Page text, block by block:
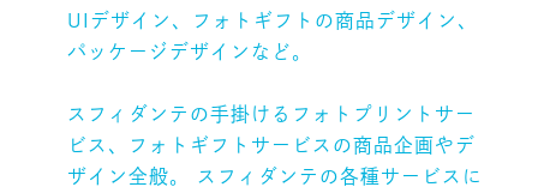
UIデザイン、フォトギフトの商品デザイン、
パッケージデザインなど。
スフィダンテの手掛けるフォトプリントサー
ビス、フォトギフトサービスの商品企画やデ
ザイン全般。 スフィダンテの各種サービスに